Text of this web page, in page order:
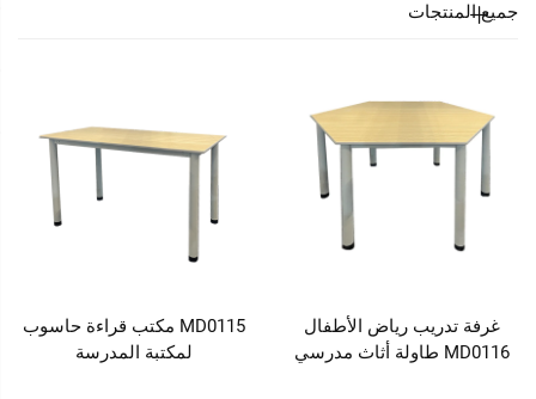
جميع المنتجات
غرفة تدريب رياض الأطفال
MD0116 طاولة أثاث مدرسي
MD0115 مكتب قراءة حاسوب
لمكتبة المدرسة